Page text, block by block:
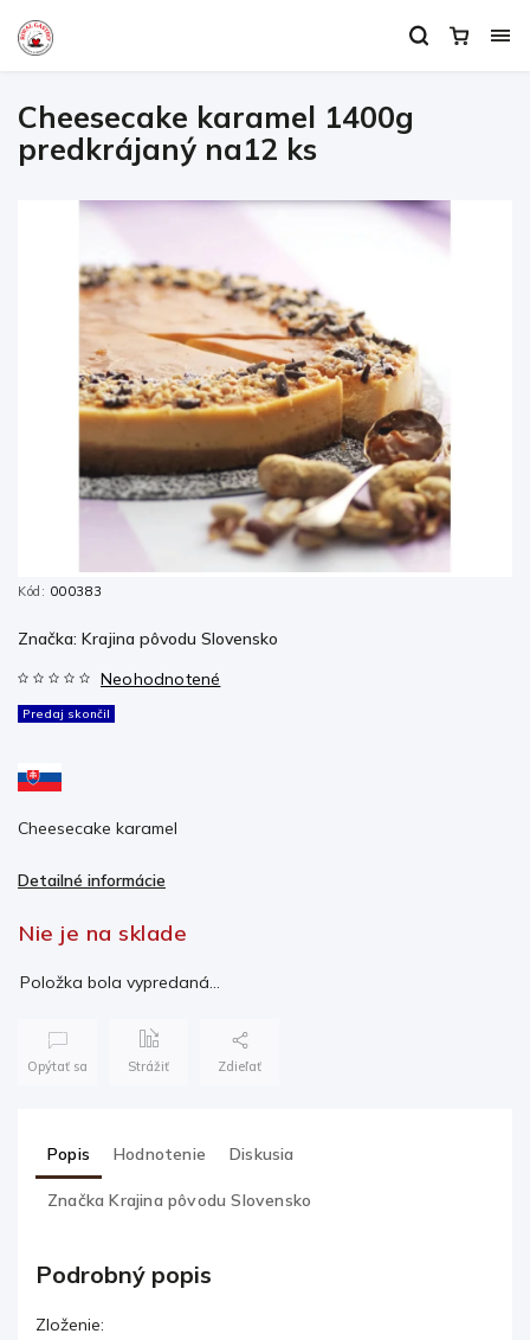
Cheesecake karamel 1400g
predkrájaný na12 ks
Kód: 000383
Predaj skončil
Neohodnotené
Cheesecake karamel
Detailné informácie
Značka: Krajina pôvodu Slovensko
Nie je na sklade
Položka bola vypredaná…
Opýtať sa Strážiť Zdieľať
Popis Hodnotenie Diskusia
Značka Krajina pôvodu Slovensko
Podrobný popis
Zloženie: